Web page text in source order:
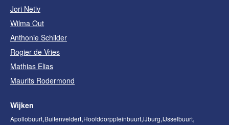
Jori Netiv
Wilma Out
Anthonie Schilder
Rogier de Vries
Mathias Elias
Maurits Rodermond
Wijken
Apollobuurt Buitenveldert Hoofddorppleinbuurt IJburg IJsselbuurt